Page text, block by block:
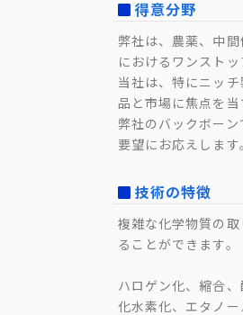
得意分野
弊社は、農薬、中
におけるワンストッ
当社は、特にニッ
品と市場に焦点を当
弊社のバックボー
要望にお応えします
技術の特徴
複雑な化学物質の
ることができます。
ハロゲン化、縮合
化水素化、エタノ